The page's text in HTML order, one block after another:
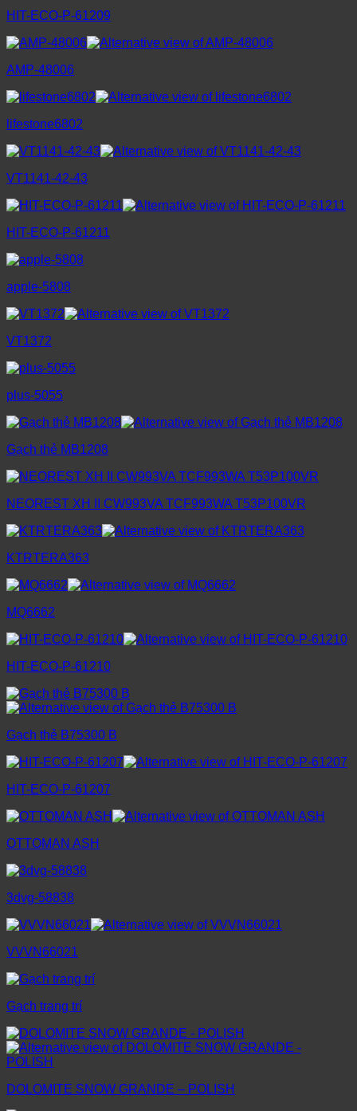
HIT-ECO-P-61209
AMP-48006
lifestone6802
VT1141-42-43
HIT-ECO-P-61211
apple-5808
VT1372
plus-5055
Gạch thẻ MB1208
NEOREST XH II CW993VA TCF993WA T53P100VR
KTRTERA363
MQ6662
HIT-ECO-P-61210
Gạch thẻ B75300 B
HIT-ECO-P-61207
OTTOMAN ASH
3dvg-58838
VVVN66021
Gạch trang trí
DOLOMITE SNOW GRANDE – POLISH